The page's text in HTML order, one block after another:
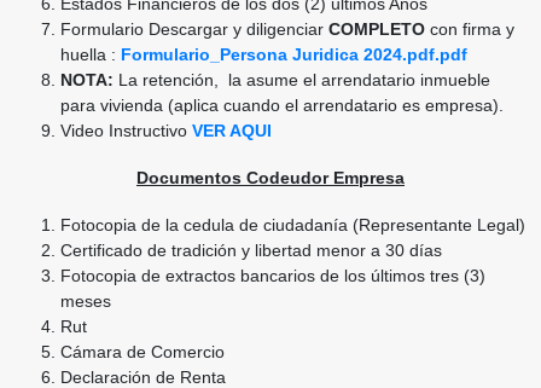
Formulario Descargar y diligenciar COMPLETO con firma y
huella : Formulario_Persona Juridica 2024.pdf.pdf
NOTA: La retención, la asume el arrendatario inmueble
para vivienda (aplica cuando el arrendatario es empresa).
Video Instructivo VER AQUI
Documentos Codeudor Empresa
Fotocopia de la cedula de ciudadanía (Representante Legal)
Certificado de tradición y libertad menor a 30 días
Fotocopia de extractos bancarios de los últimos tres (3)
meses
Rut
Cámara de Comercio
Declaración de Renta